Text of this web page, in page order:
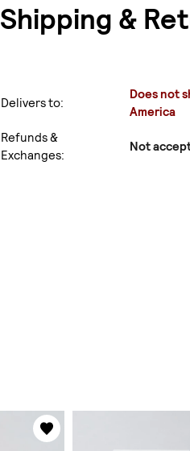
Shipping &
Delivers to:
Does not
America
Refunds &
Exchanges:
Not